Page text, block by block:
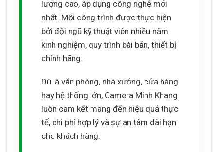
lượng cao, áp dụng công nghệ mới
nhất. Mỗi công trình được thực hiện
bởi đội ngũ kỹ thuật viên nhiều năm
kinh nghiệm, quy trình bài bản, thiết bị
chính hãng.
Dù là văn phòng, nhà xưởng, cửa hàng
hay hệ thống lớn, Camera Minh Khang
luôn cam kết mang đến hiệu quả thực
tế, chi phí hợp lý và sự an tâm dài hạn
cho khách hàng.